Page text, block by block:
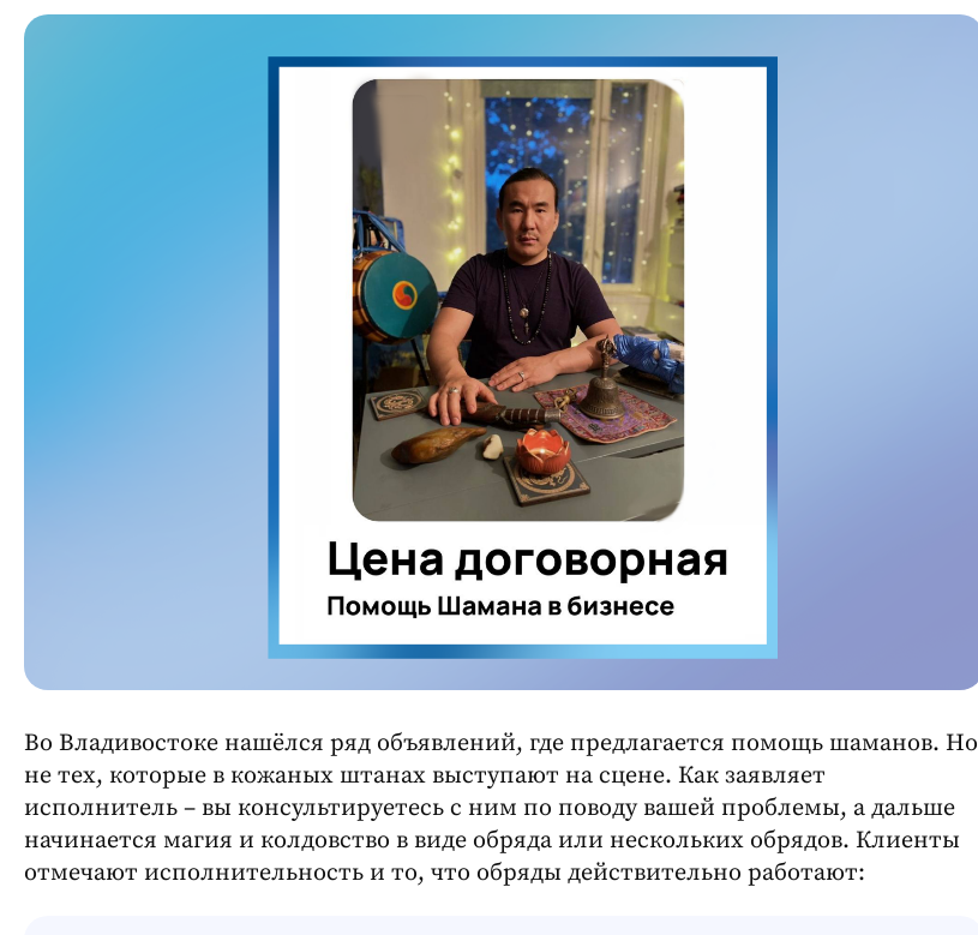
Во Владивостоке нашёлся ряд объявлений, где предлагается помощь шаманов. Но
не тех, которые в кожаных штанах выступают на сцене. Как заявляет
исполнитель – вы консультируетесь с ним по поводу вашей проблемы, а дальше
начинается магия и колдовство в виде обряда или нескольких обрядов. Клиенты
отмечают исполнительность и то, что обряды действительно работают: